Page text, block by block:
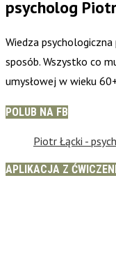
psycholog
Wiedza
sposób. Wszystko co
umysłowej w wieku
POLUB NA FB
Piotr Łącki -
APLIKACJA Z